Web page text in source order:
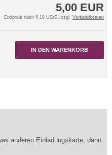
5,00 EUR
Endpreis nach § 19 UStG. zzgl. Versandkosten
IN DEN WARENKORB
anderen Einladungskarte, dann